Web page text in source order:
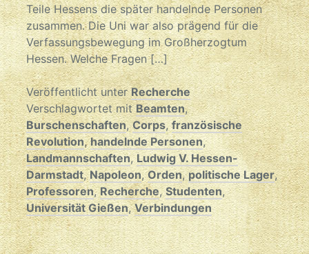
Teile Hessens die später handelnde Personen
zusammen. Die Uni war also prägend für die
Verfassungsbewegung im Großherzogtum
Hessen. Welche Fragen […]
Veröffentlicht unterRecherche
Verschlagwortet mitBeamten,
Burschenschaften,Corps,französische
Revolution,handelnde Personen,
Landmannschaften,Ludwig V. Hessen-
Darmstadt,Napoleon,Orden,politische Lager,
Professoren,Recherche,Studenten,
Universität Gießen,Verbindungen